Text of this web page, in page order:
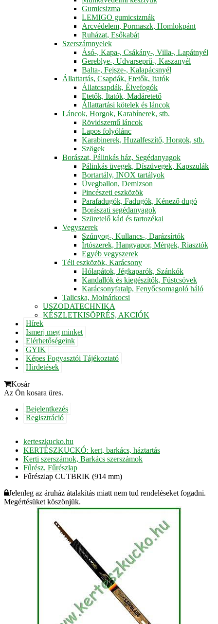
Gumicsizma
LEMIGO gumicsizmák
Arcvédelem, Pormaszk, Homlokpánt
Ruházat, Esőkabát
Szerszámnyelek
Ásó-, Kapa-, Csákány-, Villa-, Lapátnyél
Gereblye-, Udvarseprű-, Kaszanyél
Balta-, Fejsze-, Kalapácsnyél
Állattartás, Csapdák, Etetők, Itatók
Állatcsapdák, Élvefogók
Etetők, Itatók, Madáretető
Állattartási kötelek és láncok
Láncok, Horgok, Karabínerek, stb.
Rövidszemű láncok
Lapos folyólánc
Karabinerek, Huzalfeszítő, Horgok, stb.
Szögek
Borászat, Pálinkás ház, Segédanyagok
Pálinkás üvegek, Díszüvegek, Kapszulák
Bortartály, INOX tartályok
Üvegballon, Demizson
Pincészeti eszközök
Parafadugók, Fadugók, Kénező dugó
Borászati segédanyagok
Szüretelő kád és tartozékai
Vegyszerek
Szúnyog-, Kullancs-, Darázsírtók
Írtószerek, Hangyapor, Mérgek, Riasztók
Egyéb vegyszerek
Téli eszközök, Karácsony
Hólapátok, Jégkaparók, Szánkók
Kandallók és kiegészítők, Füstcsövek
Karácsonyfatalp, Fenyőcsomagoló háló
Talicska, Molnárkocsi
USZODATECHNIKA
KÉSZLETKISÖPRÉS, AKCIÓK
Hírek
Ismerj meg minket
Elérhetőségeink
GYIK
Képes Fogyasztói Tájékoztató
Hirdetések
Kosár
Az Ön kosara üres.
Bejelentkezés
Regisztráció
kerteszkucko.hu
KERTÉSZKUCKÓ: kert, barkács, háztartás
Kerti szerszámok, Barkács szerszámok
Fűrész, Fűrészlap
Fűrészlap CUTBRIK (914 mm)
Jelenleg az áruház átalakítás miatt nem tud rendeléseket fogadni.
Megértésüket köszönjük.